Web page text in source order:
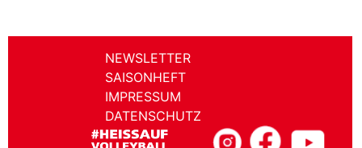
NEWSLETTER
SAISONHEFT
IMPRESSUM
DATENSCHUTZ